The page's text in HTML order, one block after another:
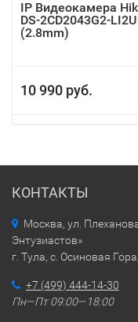
IP Видеокамера
DS-2CD2043G2-LI2U
(2.8mm)
10 990 руб.
КОНТАКТЫ
Москва, ул.
Энтузиастов»
г. Тула, с. Осиновая
+7 (499) 444-14-30
Пн—Пт 09:00—18:00